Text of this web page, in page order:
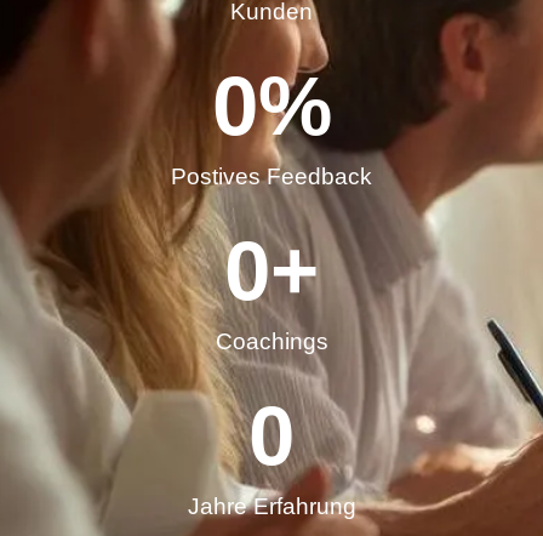
Kunden
Postives Feedback
0%
Coachings
0+
Jahre Erfahrung
0